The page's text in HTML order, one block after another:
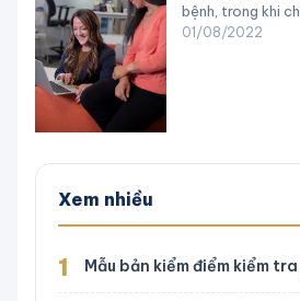
bệnh, trong khi
01/08/2022
Xem nhiều
1 Mẫu bản kiểm điểm kiểm